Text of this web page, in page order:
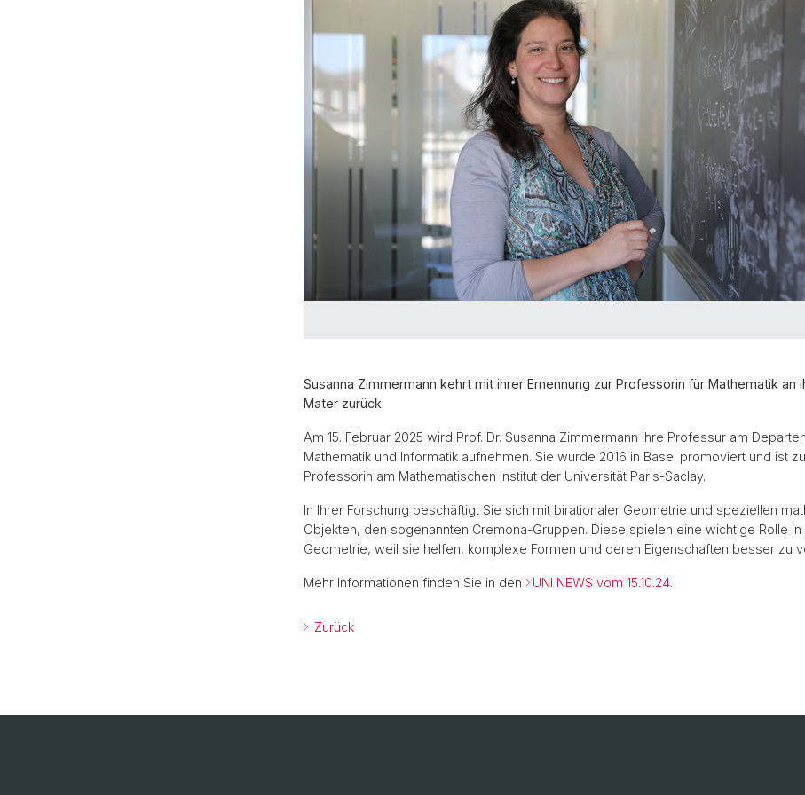
Susanna Zimmermann kehrt mit ihrer Ernennung zur Professorin für Mathematik an
Mater zurück.
Am 15. Februar 2025 wird Prof. Dr. Susanna Zimmermann ihre Professur am
Mathematik und Informatik aufnehmen. Sie wurde 2016 in Basel promoviert und ist
Professorin am Mathematischen Institut der Universität Paris-Saclay.
In Ihrer Forschung beschäftigt Sie sich mit birationaler Geometrie und speziellen
Objekten, den sogenannten Cremona-Gruppen. Diese spielen eine wichtige Rolle
Geometrie, weil sie helfen, komplexe Formen und deren Eigenschaften besser zu
Mehr Informationen finden Sie in den UNI NEWS vom 15.10.24.
Zurück